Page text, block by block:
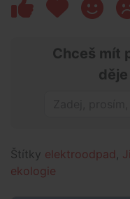
Chceš mít
Štítky elektroodpad
ekologie